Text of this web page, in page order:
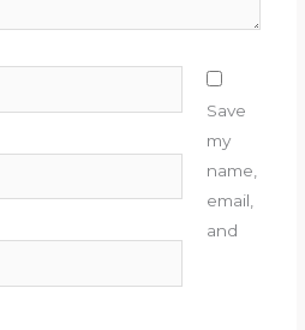
Save
my
name,
email,
and